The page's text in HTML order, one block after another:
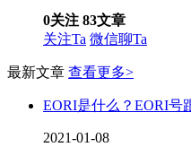
0关注 83文章
关注Ta 微信聊Ta
最新文章 查看更多>
EORI是什么？EORI号
2021-01-08